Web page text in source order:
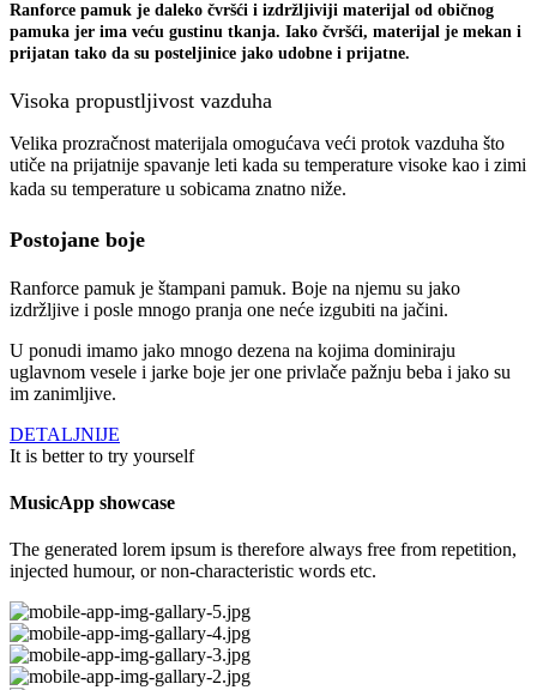
Ranforce pamuk je daleko čvršći i izdržljiviji materijal od običnog
pamuka jer ima veću gustinu tkanja. Iako čvršći, materijal je mekan i
prijatan tako da su posteljinice jako udobne i prijatne.
Visoka propustljivost vazduha
Velika prozračnost materijala omogućava veći protok vazduha što
utiče na prijatnije spavanje leti kada su temperature visoke kao i zimi
kada su temperature u sobicama znatno niže.
Postojane boje
Ranforce pamuk je štampani pamuk. Boje na njemu su jako
izdržljive i posle mnogo pranja one neće izgubiti na jačini.
U ponudi imamo jako mnogo dezena na kojima dominiraju
uglavnom vesele i jarke boje jer one privlače pažnju beba i jako su
im zanimljive.
DETALJNIJE
It is better to try yourself
MusicApp showcase
The generated lorem ipsum is therefore always free from repetition,
injected humour, or non-characteristic words etc.